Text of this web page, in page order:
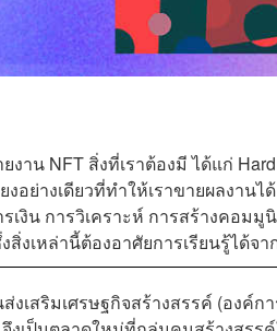
น NFT สิ่งที่เราต้องมี ได้แก่
อย่างเดียวที่ทำให้เราขายผลงาน
เงิน การวิเคราะห์ การสร้างคอม
งเหล่านี้ต้องอาศัยการเรียนรู้ได้
งเสริมเศรษฐกิจสร้างสรรค์ (องค์